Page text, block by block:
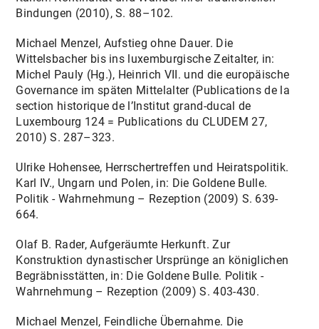
Bindungen (2010), S. 88–102.
Michael Menzel, Aufstieg ohne Dauer. Die
Wittelsbacher bis ins luxemburgische Zeitalter, in:
Michel Pauly (Hg.), Heinrich VII. und die europäische
Governance im späten Mittelalter (Publications de la
section historique de l’Institut grand-ducal de
Luxembourg 124 = Publications du CLUDEM 27,
2010) S. 287–323.
Ulrike Hohensee, Herrschertreffen und Heiratspolitik.
Karl IV., Ungarn und Polen, in: Die Goldene Bulle.
Politik - Wahrnehmung – Rezeption (2009) S. 639-
664.
Olaf B. Rader, Aufgeräumte Herkunft. Zur
Konstruktion dynastischer Ursprünge an königlichen
Begräbnisstätten, in: Die Goldene Bulle. Politik -
Wahrnehmung – Rezeption (2009) S. 403-430.
Michael Menzel, Feindliche Übernahme. Die